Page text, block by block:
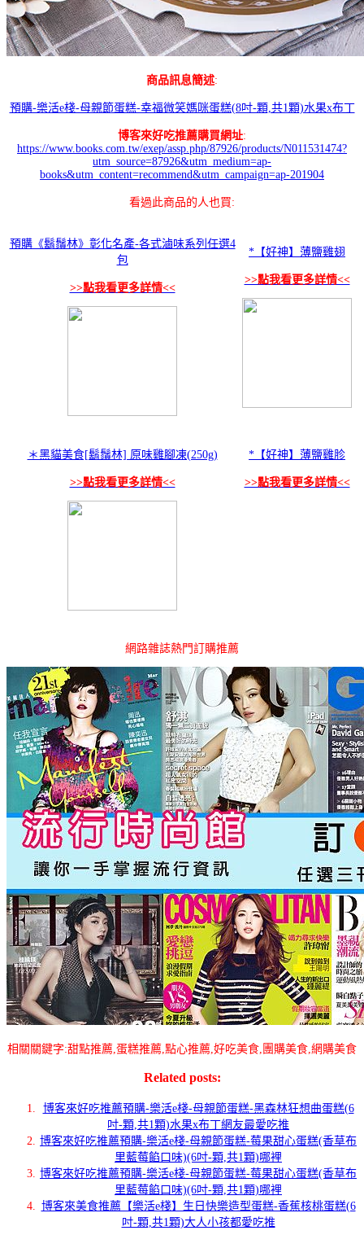
商品訊息簡述:
預購-樂活e棧-母親節蛋糕-幸福微笑媽咪蛋糕(8吋-顆,共1顆)水果x布丁
博客來好吃推薦購買網址:
https://www.books.com.tw/exep/assp.php/87926/products/N011531474?
utm_source=87926&utm_medium=ap-
books&utm_content=recommend&utm_campaign=ap-201904
看過此商品的人也買:
預購《鬍鬚林》彰化名產-各式滷味系列任選4
包
>>點我看更多詳情<<
*【好神】薄鹽雞翅
>>點我看更多詳情<<
＊黑貓美食[鬍鬚林] 原味雞腳凍(250g)
>>點我看更多詳情<<
*【好神】薄鹽雞胗
>>點我看更多詳情<<
網路雜誌熱門訂購推薦
相關關鍵字:甜點推薦,蛋糕推薦,點心推薦,好吃美食,團購美食,網購美食
Related posts:
博客來好吃推薦預購-樂活e棧-母親節蛋糕-黑森林狂想曲蛋糕(6
吋-顆,共1顆)水果x布丁網友最愛吃推
博客來好吃推薦預購-樂活e棧-母親節蛋糕-莓果甜心蛋糕(香草布
里藍莓餡口味)(6吋-顆,共1顆)哪裡
博客來好吃推薦預購-樂活e棧-母親節蛋糕-莓果甜心蛋糕(香草布
里藍莓餡口味)(6吋-顆,共1顆)哪裡
博客來美食推薦【樂活e棧】生日快樂造型蛋糕-香蕉核桃蛋糕(6
吋-顆,共1顆)大人小孩都愛吃推